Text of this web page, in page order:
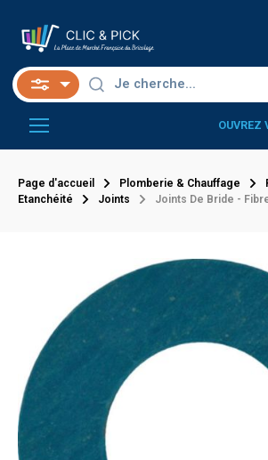
OUVREZ
Page d'accueil Plomberie & Chauffage
Etanchéité
Joints Joints De Bride -